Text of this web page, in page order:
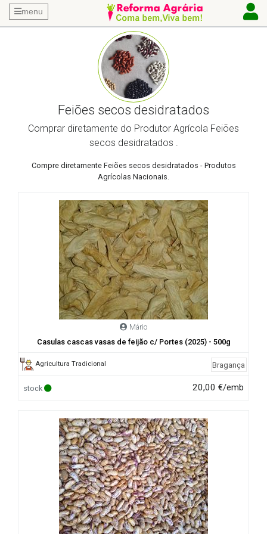
menu
Feiões secos desidratados
Comprar diretamente do Produtor Agrícola Feiões
secos desidratados .
Compre diretamente Feiões secos desidratados - Produtos
Agrícolas Nacionais.
Mário
Casulas cascas vasas de feijão c/ Portes (2025) - 500g
Agricultura Tradicional Bragança
stock 20,00 €/emb